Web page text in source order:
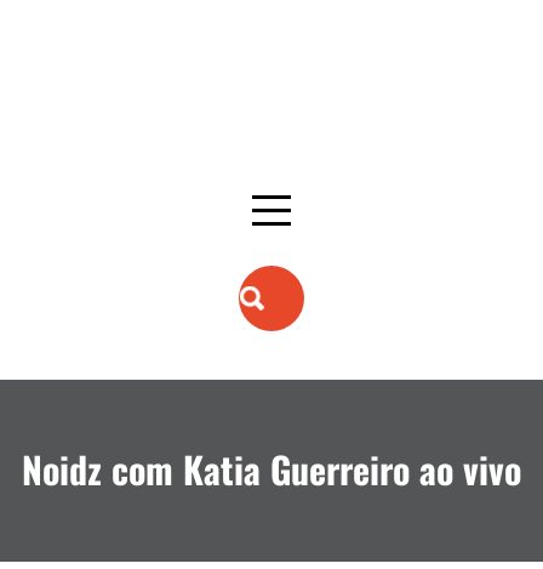
Noidz com Katia Guerreiro ao vivo